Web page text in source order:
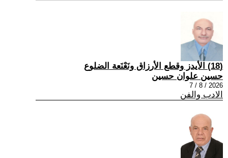
(18) الأيدز وقطع الأرزاق ونَعْنَعة الضلوع
حسين علوان حسين
2026 / 8 / 7
الادب والفن